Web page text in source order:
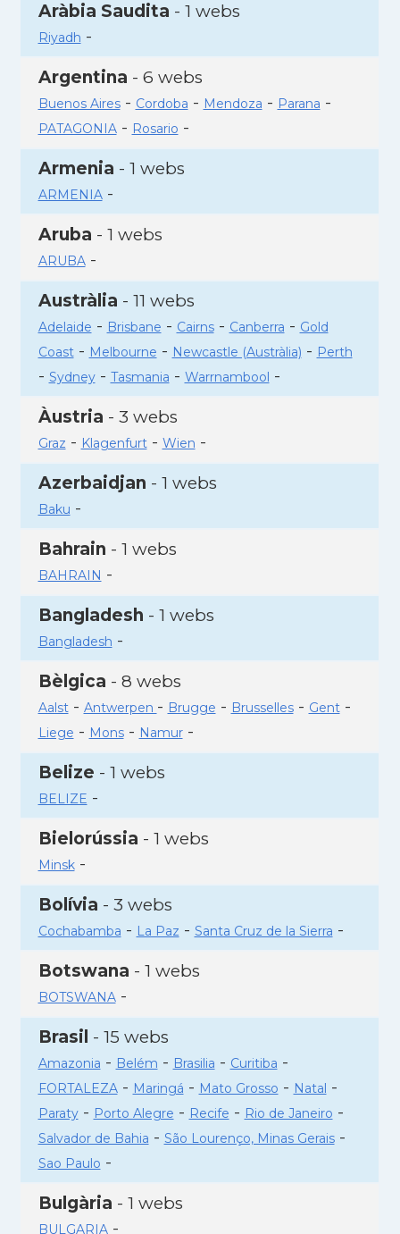
Aràbia Saudita - 1 webs
Riyadh -
Argentina - 6 webs
Buenos Aires- Cordoba - Mendoza - Parana -
PATAGONIA- Rosario -
Armenia - 1 webs
ARMENIA-
Aruba - 1 webs
ARUBA-
Austràlia - 11 webs
Adelaide - Brisbane - Cairns- Canberra - Gold
Coast- Melbourne - Newcastle (Austràlia) - Perth
- Sydney- Tasmania - Warrnambool -
Àustria - 3 webs
Graz - Klagenfurt- Wien -
Azerbaidjan - 1 webs
Baku -
Bahrain - 1 webs
BAHRAIN -
Bangladesh - 1 webs
Bangladesh -
Bèlgica - 8 webs
Aalst- Antwerpen - Brugge - Brusselles- Gent-
Liege - Mons- Namur-
Belize - 1 webs
BELIZE -
Bielorússia - 1 webs
Minsk-
Bolívia - 3 webs
Cochabamba - La Paz - Santa Cruz de la Sierra -
Botswana - 1 webs
BOTSWANA-
Brasil - 15 webs
Amazonia - Belém - Brasilia - Curitiba -
FORTALEZA- Maringá - Mato Grosso - Natal -
Paraty- Porto Alegre - Recife - Rio de Janeiro -
Salvador de Bahia - São Lourenço, Minas Gerais-
Sao Paulo -
Bulgària - 1 webs
BULGARIA-